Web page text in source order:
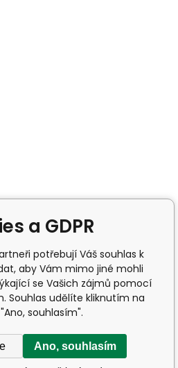
a GDPR
potřebují Váš souhlas k
aby Vám mimo jiné mohli
se Vašich zájmů pomocí
Souhlas udělíte kliknutím na
souhlasím".
Ano, souhlasím